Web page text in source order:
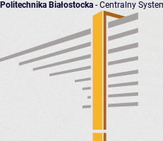
Politechnika Białostocka - Centralny